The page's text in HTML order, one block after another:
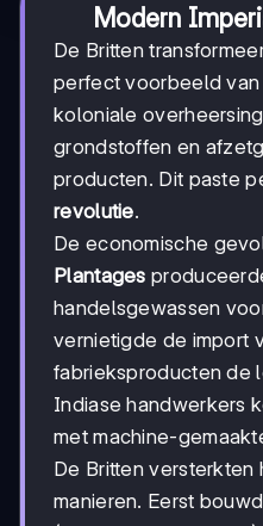
Modern
De Britten
perfect voorbeeld van
koloniale
grondstoffen en
producten. Dit paste
revolutie.
De economische
Plantages
handelsgewassen
vernietigde de import
fabrieksproducten de
Indiase handwerkers
met machine-
De Britten versterkten
manieren. Eerst